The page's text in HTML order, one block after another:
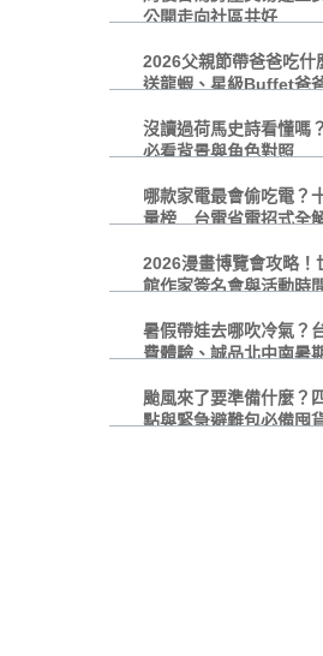
公開走向社區共好
2026父親節帶爸爸吃什
送龍蝦、星級Buffet爸
沒讀過荷馬史詩看懂嗎
必看背景與角色對照
哪款家電最會偷吃電？
量榜 台電省電招式全
2026漫畫博覽會攻略！
館作家簽名會與活動時
暑假帶娃去哪吹冷氣？
費體驗、誠品北中南暑
颱風來了要準備什麼？
點與緊急避難包必備囤